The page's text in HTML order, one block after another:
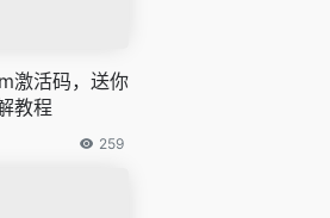
激活码，送你
教程
259